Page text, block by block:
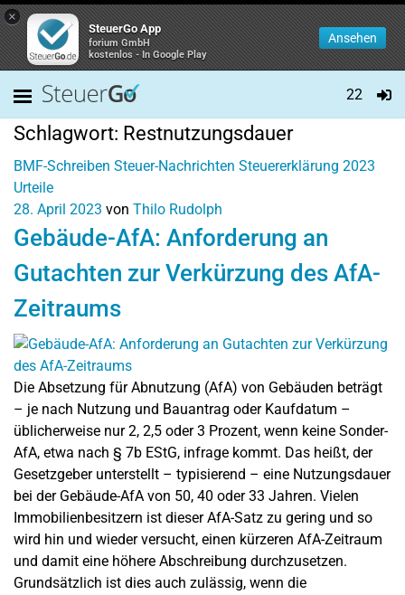
×
SteuerGo App
forium GmbH
kostenlos - In Google Play
Ansehen
22
Schlagwort: Restnutzungsdauer
BMF-Schreiben Steuer-Nachrichten Steuererklärung 2023
Urteile
28. April 2023 von Thilo Rudolph
Gebäude-AfA: Anforderung an
Gutachten zur Verkürzung des AfA-
Zeitraums
Die Absetzung für Abnutzung (AfA) von Gebäuden beträgt
– je nach Nutzung und Bauantrag oder Kaufdatum –
üblicherweise nur 2, 2,5 oder 3 Prozent, wenn keine Sonder-
AfA, etwa nach § 7b EStG, infrage kommt. Das heißt, der
Gesetzgeber unterstellt – typisierend – eine Nutzungsdauer
bei der Gebäude-AfA von 50, 40 oder 33 Jahren. Vielen
Immobilienbesitzern ist dieser AfA-Satz zu gering und so
wird hin und wieder versucht, einen kürzeren AfA-Zeitraum
und damit eine höhere Abschreibung durchzusetzen.
Grundsätzlich ist dies auch zulässig, wenn die